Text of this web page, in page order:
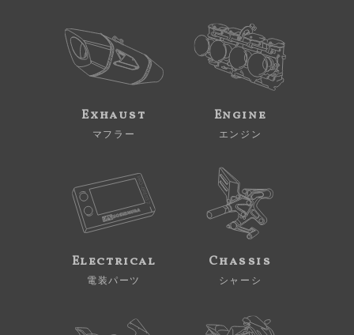
Exhaust
マフラー
Engine
エンジン
Electrical
電装パーツ
Chassis
シャーシ